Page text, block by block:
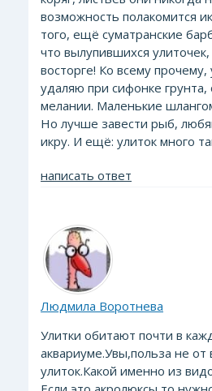
возможность полакомится
того, ещё суматранские
что вылупившихся
восторге! Ко всему
удаляю при сифонке грунта,
мелании. Маленькие
Но лучше завести рыб,
икру. И ещё: улиток много
написать ответ
Людмила Воротнева
Улитки обитают почти в
аквариуме.Увы,польза не от
улиток.Какой именно из